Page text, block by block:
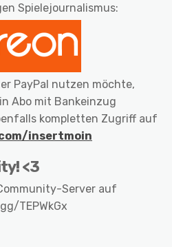
Spielejournalismus:
PayPal nutzen möchte,
Abo mit Bankeinzug
kompletten Zugriff auf
insertmoin
<3
Server auf
TEPWkGx